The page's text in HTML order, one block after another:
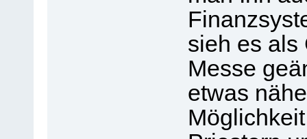
sieh es als
Messe
etwas